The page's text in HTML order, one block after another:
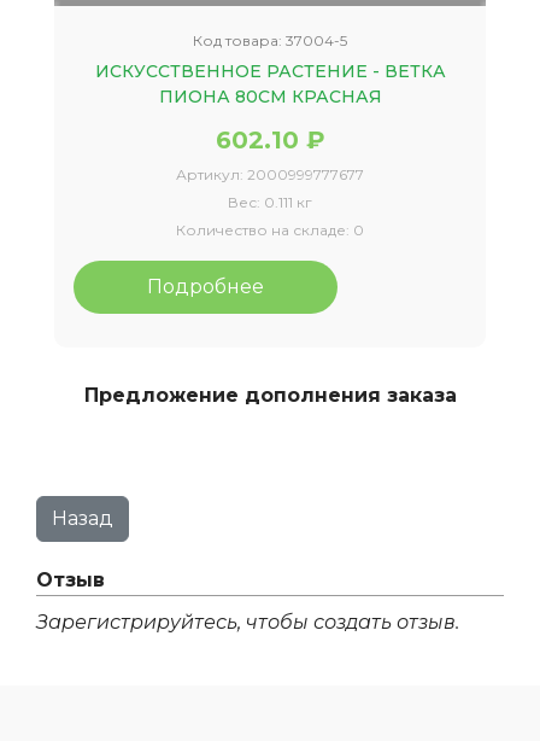
Код товара: 37004-5
ИСКУССТВЕННОЕ РАСТЕНИЕ - ВЕТКА
ПИОНА 80СМ КРАСНАЯ
602.10 ₽
Артикул: 2000999777677
Вес: 0.111 кг
Количество на складе: 0
Подробнее
Предложение дополнения заказа
Отзыв
Зарегистрируйтесь, чтобы создать отзыв.